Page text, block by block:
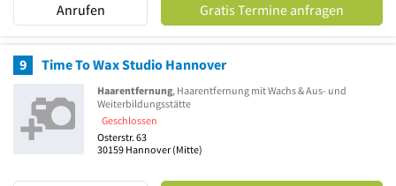
Anrufen Gratis Termine anfragen
9 Time To Wax Studio Hannover
Haarentfernung, Haarentfernung mit Wachs & Aus- und
Weiterbildungsstätte
Geschlossen
Osterstr. 63
30159 Hannover(Mitte)